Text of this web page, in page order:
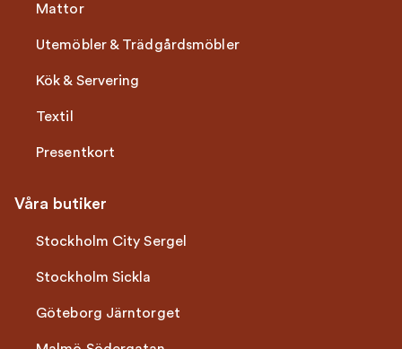
Mattor
Utemöbler & Trädgårdsmöbler
Kök & Servering
Textil
Presentkort
Våra butiker
Stockholm City Sergel
Stockholm Sickla
Göteborg Järntorget